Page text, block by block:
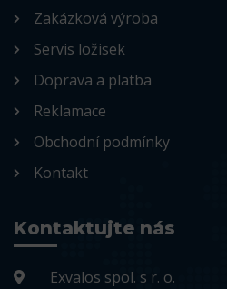
Zakázková výroba
Servis ložisek
Doprava a platba
Reklamace
Obchodní podmínky
Kontakt
Kontaktujte nás
Exvalos spol. s r. o.